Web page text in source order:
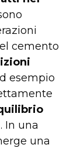
cemento
esempio
In una
una